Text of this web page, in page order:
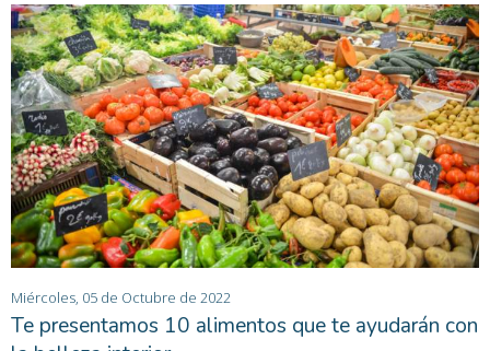
Miércoles, 05 de Octubre de 2022
Te presentamos 10 alimentos que te ayudarán con